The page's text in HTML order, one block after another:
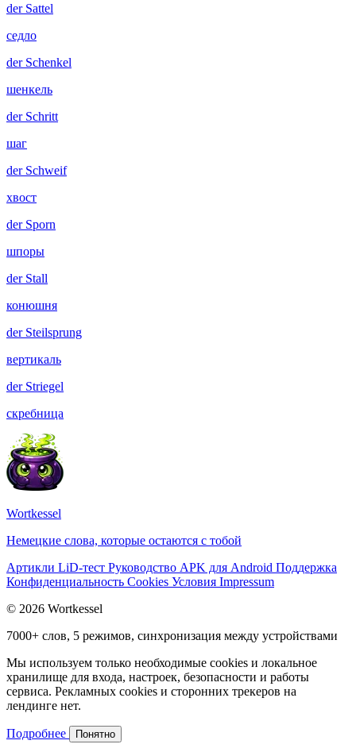
derSattel
седло
derSchenkel
шенкель
derSchritt
шаг
derSchweif
хвост
derSporn
шпоры
derStall
конюшня
derSteilsprung
вертикаль
derStriegel
скребница
Wortkessel
Немецкие слова, которые остаются с тобой
Артикли LiD-тест Руководство APK для Android Поддержка
Конфиденциальность Cookies Условия Impressum
© 2026 Wortkessel
7000+ слов, 5 режимов, синхронизация между устройствами
Мы используем только необходимые cookies и локальное
хранилище для входа, настроек, безопасности и работы
сервиса. Рекламных cookies и сторонних трекеров на
лендинге нет.
Подробнее Понятно